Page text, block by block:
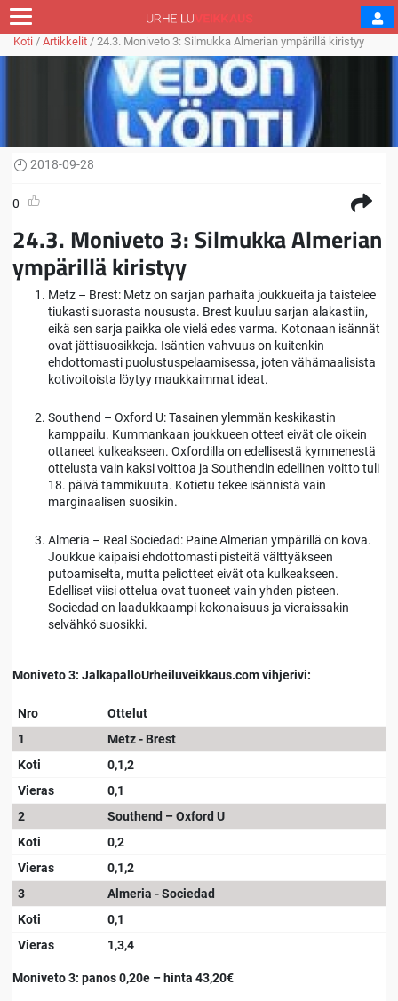
Koti / Artikkelit / 24.3. Moniveto 3: Silmukka Almerian ympärillä kiristyy
2018-09-28
0
24.3. Moniveto 3: Silmukka Almerian
ympärillä kiristyy
Metz – Brest: Metz on sarjan parhaita joukkueita ja taistelee
tiukasti suorasta noususta. Brest kuuluu sarjan alakastiin,
eikä sen sarja paikka ole vielä edes varma. Kotonaan isännät
ovat jättisuosikkeja. Isäntien vahvuus on kuitenkin
ehdottomasti puolustuspelaamisessa, joten vähämaalisista
kotivoitoista löytyy maukkaimmat ideat.
Southend – Oxford U: Tasainen ylemmän keskikastin
kamppailu. Kummankaan joukkueen otteet eivät ole oikein
ottaneet kulkeakseen. Oxfordilla on edellisestä kymmenestä
ottelusta vain kaksi voittoa ja Southendin edellinen voitto tuli
18. päivä tammikuuta. Kotietu tekee isännistä vain
marginaalisen suosikin.
Almeria – Real Sociedad: Paine Almerian ympärillä on kova.
Joukkue kaipaisi ehdottomasti pisteitä välttyäkseen
putoamiselta, mutta peliotteet eivät ota kulkeakseen.
Edelliset viisi ottelua ovat tuoneet vain yhden pisteen.
Sociedad on laadukkaampi kokonaisuus ja vieraissakin
selvähkö suosikki.
Moniveto 3: JalkapalloUrheiluveikkaus.com vihjerivi:
Nro
Ottelut
1
Metz - Brest
Koti
0,1,2
Vieras
0,1
2
Southend – Oxford U
Koti
0,2
Vieras
0,1,2
3
Almeria - Sociedad
Koti
0,1
Vieras
1,3,4
Moniveto 3: panos 0,20e – hinta 43,20€